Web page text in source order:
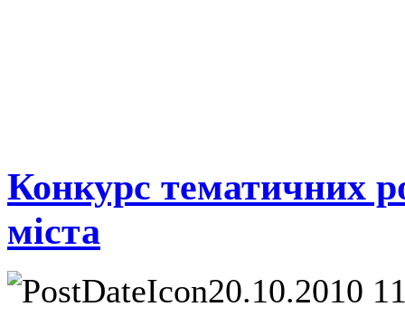
Конкурс тематичних
міста
20.10.2010